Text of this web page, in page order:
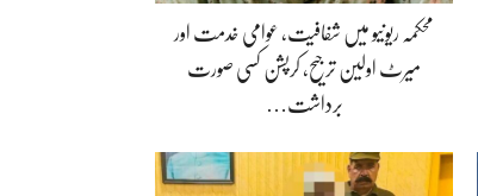
محکمہ ریونیو میں شفافیت، عوامی خدمت اور
میرٹ اولین ترجیح، کرپشن کسی صورت
برداشت…